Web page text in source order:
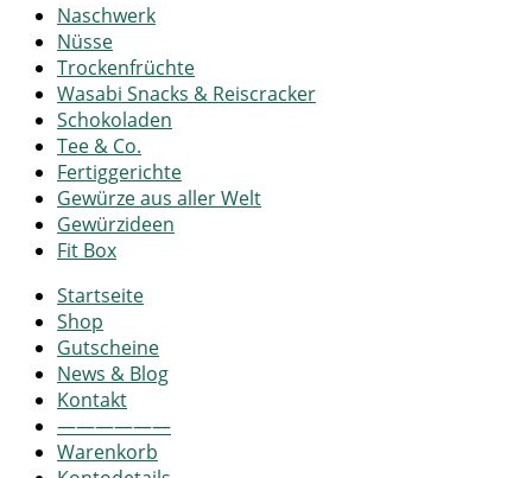
Naschwerk
Nüsse
Trockenfrüchte
Wasabi Snacks & Reiscracker
Schokoladen
Tee & Co.
Fertiggerichte
Gewürze aus aller Welt
Gewürzideen
Fit Box
Startseite
Shop
Gutscheine
News & Blog
Kontakt
——————
Warenkorb